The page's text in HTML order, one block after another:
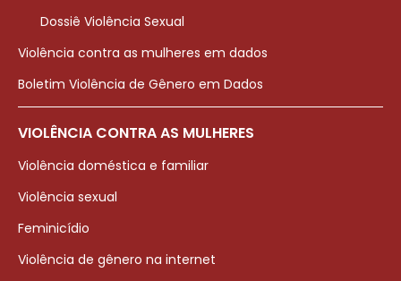
Dossiê Violência Sexual
Violência contra as mulheres em dados
Boletim Violência de Gênero em Dados
VIOLÊNCIA CONTRA AS MULHERES
Violência doméstica e familiar
Violência sexual
Feminicídio
Violência de gênero na internet